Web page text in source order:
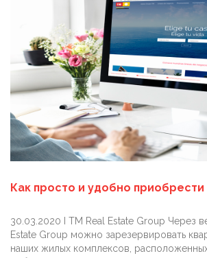
Как просто и удобно
30.03.2020 I TM Real Estate Group Через
Estate Group можно зарезервировать
наших жилых комплексов,